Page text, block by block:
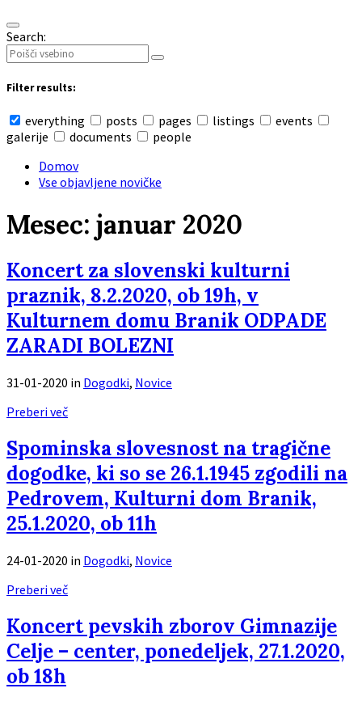
Search:
Filter results:
everything posts pages listings
events
galerije
documents
people
Domov
Vse objavljene novičke
Mesec: januar 2020
Koncert za slovenski kulturni
praznik, 8.2.2020, ob 19h, v
Kulturnem domu Branik ODPADE
ZARADI BOLEZNI
31-01-2020 in Dogodki, Novice
Preberi več
Spominska slovesnost na tragične
dogodke, ki so se 26.1.1945 zgodili na
Pedrovem, Kulturni dom Branik,
25.1.2020, ob 11h
24-01-2020 in Dogodki, Novice
Preberi več
Koncert pevskih zborov Gimnazije
Celje – center, ponedeljek, 27.1.2020,
ob 18h